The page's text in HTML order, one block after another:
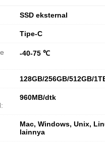
SSD eksternal
Tipe-C
-40-75 ℃
128GB/256GB/512GB/
960MB/dtk
Mac, Windows, Unix,
lainnya